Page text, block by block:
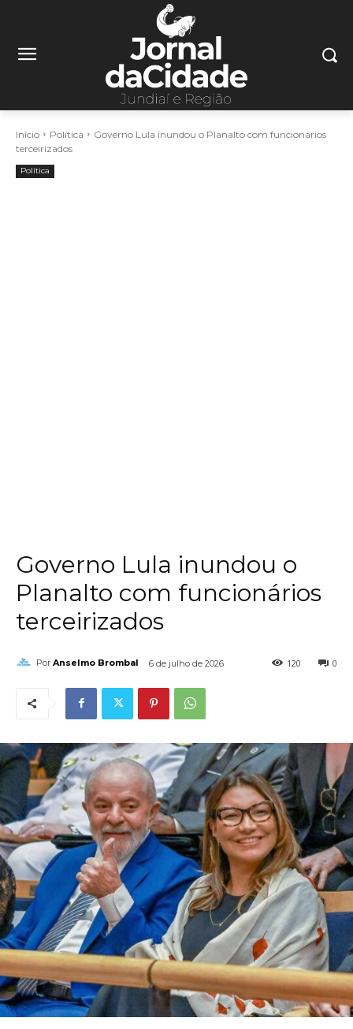
Início Política
Governo Lula inundou o Planalto com funcionários
terceirizados
Política
Governo Lula inundou o
Planalto com funcionários
terceirizados
Por Anselmo Brombal 6 de julho de 2026 0
120